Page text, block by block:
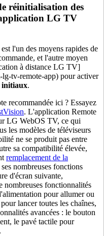
réinitialisation des
LG TV
l'un des moyens rapides de
et l'autre moyen
à distance LG TV]
tv-remote-app) pour activer
initiaux.
recommandée ici ? Essayez
. L'application Remote
LG WebOS TV, ce qui
les modèles de téléviseurs
ne se produit pas entre
sa compatibilité élevée,
remplacement de la
nombreuses fonctions
d'écran suivante,
nombreuses fonctionnalités
pour allumer ou
lancer toutes les chaînes,
avancées : le bouton
le pavé tactile pour